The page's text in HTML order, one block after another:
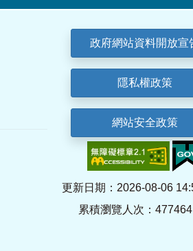
政府網站資料開放宣
隱私權政策
網站安全政策
更新日期：2026-08-06
累積瀏覽人次：